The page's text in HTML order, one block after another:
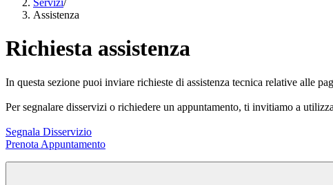
Servizi/
Assistenza
Richiesta assistenza
In questa sezione puoi inviare richieste di assistenza tecnica relative alle
Per segnalare disservizi o richiedere un appuntamento, ti invitiamo a
Segnala Disservizio
Prenota Appuntamento